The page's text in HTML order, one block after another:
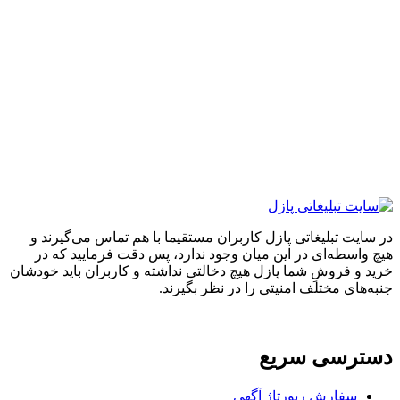
تبلیغاتی پازل کاربران مستقیما با هم تماس می‌گیرند و
در این میان وجود ندارد، پس دقت فرمایید که در
و فروشِ شما پازل هیچ دخالتی نداشته و کاربران باید خودشان
مختلف امنیتی را در نظر بگیرند.
سریع
سفارش رپورتاژ آگهی